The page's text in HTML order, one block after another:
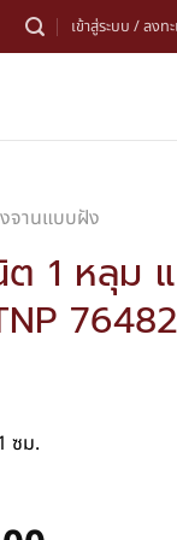
เข้าสู่ระบบ / ลงท
จานแบบฝัง
ต 1 หลุม
ซม.